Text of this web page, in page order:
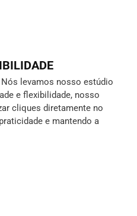
levamos nosso estúdio
e flexibilidade, nosso
cliques diretamente no
e mantendo a